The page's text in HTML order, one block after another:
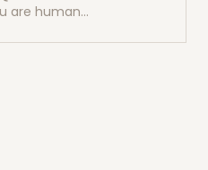
are human…